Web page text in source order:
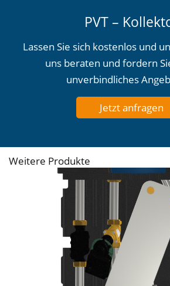
PVT –
Lassen Sie sich kostenlos und
uns beraten und fordern
unverbindliches
Jetzt anfragen
Weitere Produkte